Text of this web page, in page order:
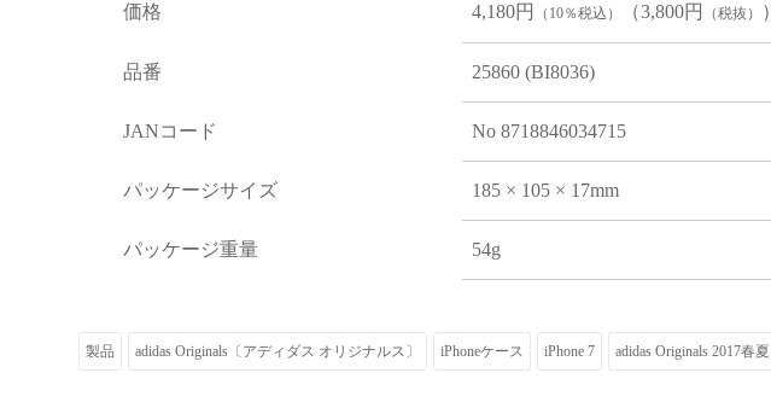
価格 4,180円 （10％税込） （3,800円 （税抜） ）
品番 25860 (BI8036)
JANコード No 8718846034715
パッケージサイズ 185 × 105 × 17mm
パッケージ重量 54g
製品 adidas Originals〔アディダス オリジナルス〕 iPhoneケース iPhone 7 adidas Originals 2017春夏